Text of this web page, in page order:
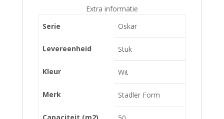
Extra informatie
Serie
Oskar
Levereenheid Stuk
Kleur Wit
Merk Stadler Form